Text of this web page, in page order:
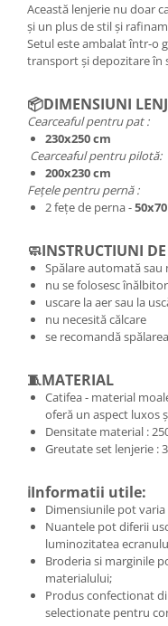
Această lenjerie nu doar
și un plus de stil și
Setul este ambalat într-o
transport și depozitare în
📦DIMENSIUNI
Cearceaful pentru pat :
230x250 cm
Cearceaful pentru pilotă:
200x230 cm
Fețele pentru pernă :
2 fețe de perna -
🧼INSTRUCTIUNI
Spălare automată sau
nu se folosesc
uscare la aer sau la
nu necesită călcare
se recomandă
🧵MATERIAL
Catifea - material
oferă un aspect luxos
Densitate material :
Greutate set lenjerie :
ℹ️Informatii utile:
Dimensiunile pot varia
Nuantele pot diferii
luminozitatea
Broderia si marginile
materialului;
Produs confectionat
selectionate pentru